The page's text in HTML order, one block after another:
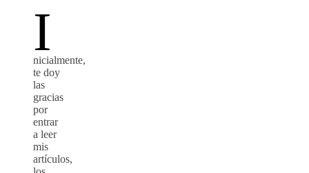
I
nicialmente,
te doy
las
gracias
por
entrar
a leer
mis
artículos,